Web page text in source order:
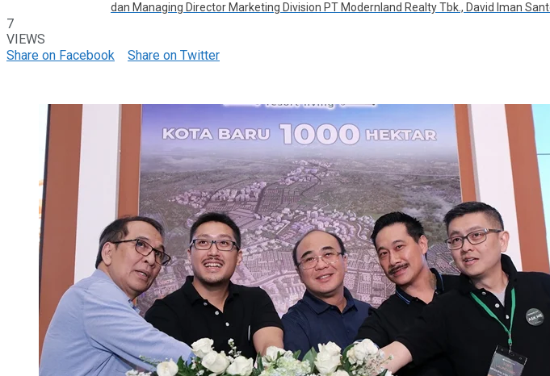
dan Managing Director Marketing Division PT Modernland Realty Tbk., David Iman
7
VIEWS
Share on Facebook
Share on Twitter